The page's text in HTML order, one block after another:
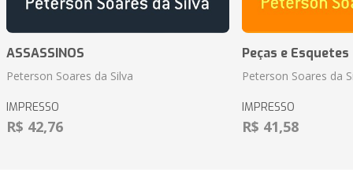
ASSASSINOS
Peterson Soares da Silva
IMPRESSO
R$ 42,76
Peças e
Peterson Soares da
IMPRESSO
R$ 41,58